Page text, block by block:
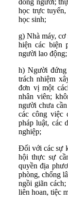
đông người;
học trực
học sinh;
g) Nhà máy,
hiện các biện
người lao động;
h) Người đứng
trách nhiệm
đơn vị một
nhân viên;
người chưa
các công việc
pháp luật, các
nghiệp;
Đối với các sự
hội thực sự
quyền địa
phòng, chống
ngồi giãn
liên hoan, tiệc